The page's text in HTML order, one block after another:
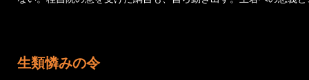
生類憐みの令